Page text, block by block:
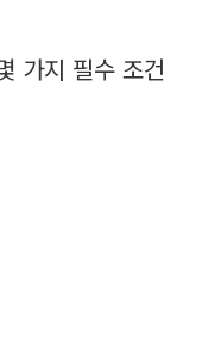
가지 필수 조건